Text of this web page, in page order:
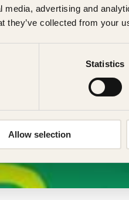
advertising and
they’ve collected from your
Statistics
Allow selection